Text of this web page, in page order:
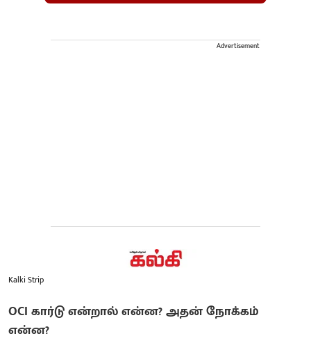
Advertisement
Kalki Strip
OCI கார்டு என்றால் என்ன? அதன் நோக்கம்
என்ன?